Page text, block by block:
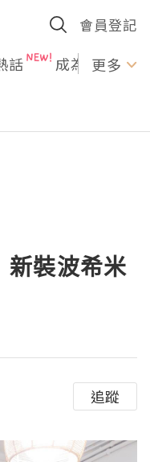
會員登記
話 成為U更多
裝波希米
追蹤